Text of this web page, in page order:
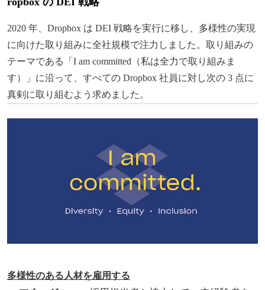
2020 年、Dropbox は DEI 戦略を実行に移し、多様性の実現
に向けた取り組みに全社規模で注力しました。取り組みの
テーマである「I am committed（私は全力で取り組みま
す）」に沿って、すべての Dropbox 社員に対し次の 3 点に
真剣に取り組むよう求めました。
多様性のある人材を雇用する